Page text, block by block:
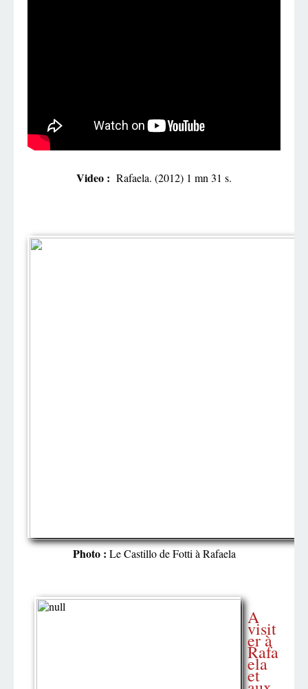
Video : Rafaela. (2012) 1 mn 31 s.
Photo : Le Castillo de Fotti à Rafaela
A
visit
er à
Rafa
ela
et